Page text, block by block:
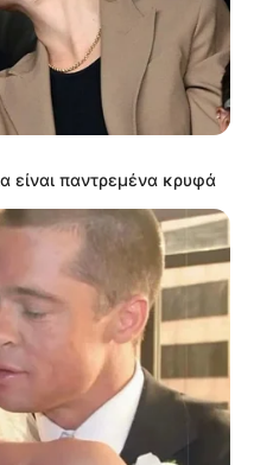
είναι παντρεμένα κρυφά